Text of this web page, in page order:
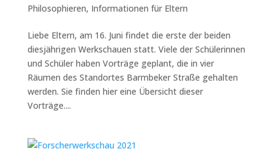
Philosophieren, Informationen für Eltern
Liebe Eltern, am 16. Juni findet die erste der beiden
diesjährigen Werkschauen statt. Viele der Schülerinnen
und Schüler haben Vorträge geplant, die in vier
Räumen des Standortes Barmbeker Straße gehalten
werden. Sie finden hier eine Übersicht dieser
Vorträge....